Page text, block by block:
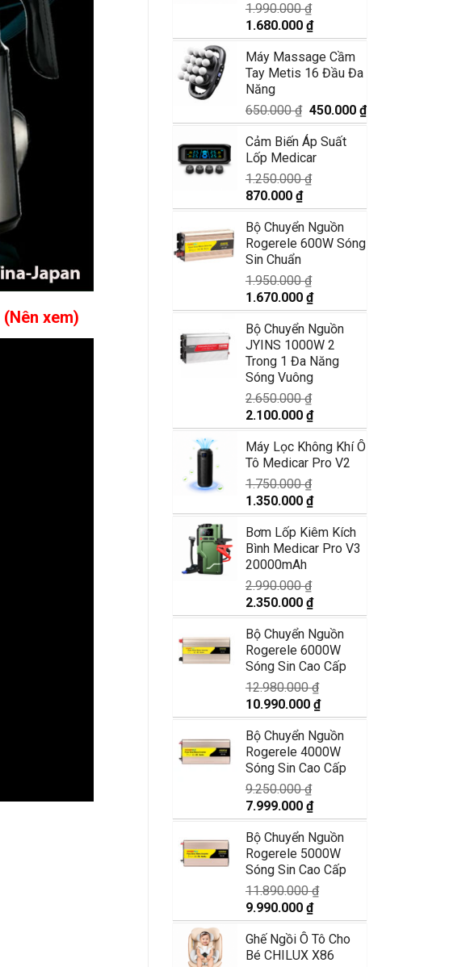
1.990.000₫
Giá
gốc
là:
1.990.000 ₫.
1.680.000 ₫Giá
hiện
tại
là:
Máy Massage Cầm
Tay Metis 16 Đầu Đa
Năng
650.000₫ Giá
gốc
là:
650.000 ₫.
450.000 ₫Giá
hiện
Cảm Biến Áp Suất
Lốp Medicar
1.250.000₫
Giá
gốc
là:
1.250.000 ₫.
870.000 ₫Giá
hiện
tại
là:
Bộ Chuyển Nguồn
Rogerele 600W Sóng
Sin Chuẩn
1.950.000₫
Giá
gốc
là:
1.950.000 ₫.
1.670.000 ₫Giá
hiện
tại
là:
1.670.000 ₫.
Bộ Chuyển Nguồn
JYINS 1000W 2
Trong 1 Đa Năng
Sóng Vuông
2.650.000₫
Giá
gốc
là:
2.650.000 ₫.
2.100.000 ₫Giá
hiện
tại
là:
Máy Lọc Không Khí Ô
Tô Medicar Pro V2
1.750.000₫
Giá
gốc
là:
1.750.000 ₫.
1.350.000 ₫Giá
hiện
tại
là:
Bơm Lốp Kiêm Kích
Bình Medicar Pro V3
20000mAh
2.990.000₫
Giá
gốc
là:
2.990.000 ₫.
2.350.000 ₫Giá
hiện
tại
là:
2.350.000 ₫.
Bộ Chuyển Nguồn
Rogerele 6000W
Sóng Sin Cao Cấp
12.980.000₫
Giá
gốc
là:
12.980.000 ₫.
10.990.000 ₫Giá
hiện
tại
là:
10.990.000 ₫.
Bộ Chuyển Nguồn
Rogerele 4000W
Sóng Sin Cao Cấp
9.250.000₫
Giá
gốc
là:
9.250.000 ₫.
7.999.000 ₫Giá
hiện
tại
là:
7.999.000 ₫.
Bộ Chuyển Nguồn
Rogerele 5000W
Sóng Sin Cao Cấp
11.890.000₫
Giá
gốc
là:
11.890.000 ₫.
9.990.000 ₫Giá
hiện
tại
là:
Ghế Ngồi Ô Tô Cho
Bé CHILUX X86
(Nên xem)